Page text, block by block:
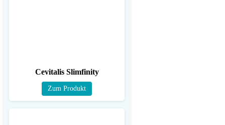
Cevitalis Slimfinity
Zum Produkt